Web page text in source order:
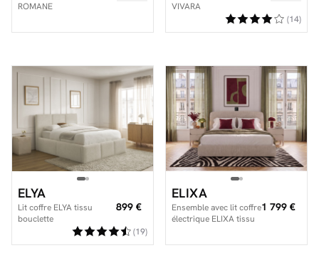
ROMANE
VIVARA
(14)
ELYA
Lit coffre ELYA tissu
bouclette
899 €
(19)
ELIXA
Ensemble avec lit coffre
électrique ELIXA tissu
1 799 €